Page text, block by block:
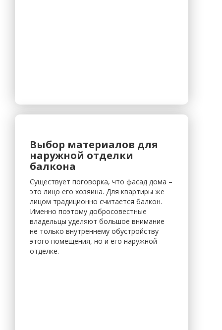
Выбор материалов для
наружной отделки
балкона
Существует поговорка, что фасад дома –
это лицо его хозяина. Для квартиры же
лицом традиционно считается балкон.
Именно поэтому добросовестные
владельцы уделяют большое внимание
не только внутреннему обустройству
этого помещения, но и его наружной
отделке.